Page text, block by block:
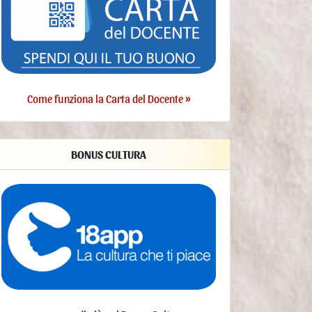
Al termine del periodo di conservazione i Dati Personali
saranno cancellati. Pertanto, allo spirare di tale termine il
alla portabilità dei Dati non potranno più essere esercitati.
I Dati dell’Utente sono raccolti per consentire al Titolare di
diritti ed interessi (o quelli di Utenti o di terze parti),
individuare eventuali attività dolose o fraudolente, nonché
Visualizzazione di contenuti da piattaforme esterne.
- Diritti dell’Utente
Gli Utenti possono esercitare determinati diritti con
riferimento ai Dati trattati dal Titolare.
In particolare, l’Utente ha il diritto di:
Come funziona la Carta del Docente »
BONUS CULTURA